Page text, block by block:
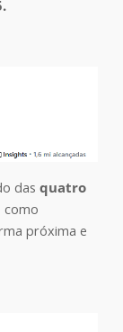
das quatro
próxima e